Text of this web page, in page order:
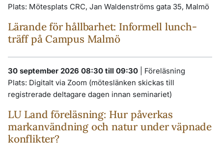
Plats: Mötesplats CRC, Jan Waldenströms gata 35, Malmö
Lärande för hållbarhet: Informell lunch-
träff på Campus Malmö
30 september 2026 08:30 till 09:30
Föreläsning
Plats: Digitalt via Zoom (möteslänken skickas till
registrerade deltagare dagen innan seminariet)
LU Land föreläsning: Hur påverkas
markanvändning och natur under väpnade
konflikter?